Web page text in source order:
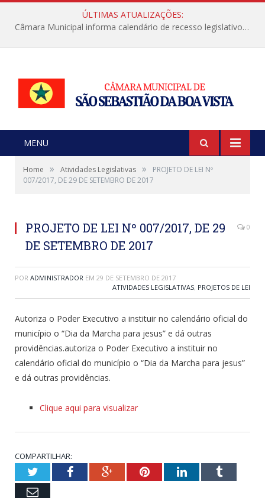
ÚLTIMAS ATUALIZAÇÕES:
Câmara Municipal informa calendário de recesso legislativo de julho
MENU
Home » Atividades Legislativas »
PROJETO DE LEI Nº
007/2017, DE 29 DE SETEMBRO DE 2017
PROJETO DE LEI Nº 007/2017, DE 29
DE SETEMBRO DE 2017
0
POR ADMINISTRADOR EM 29 DE SETEMBRO DE 2017
ATIVIDADES LEGISLATIVAS, PROJETOS DE LEI
Autoriza o Poder Executivo a instituir no calendário oficial do
município o “Dia da Marcha para jesus” e dá outras
providências.autoriza o Poder Executivo a instituir no
calendário oficial do município o “Dia da Marcha para jesus”
e dá outras providências.
Clique aqui para visualizar
COMPARTILHAR:
TwitterFacebookGoogle+PinterestLinkedInTumblr
Email